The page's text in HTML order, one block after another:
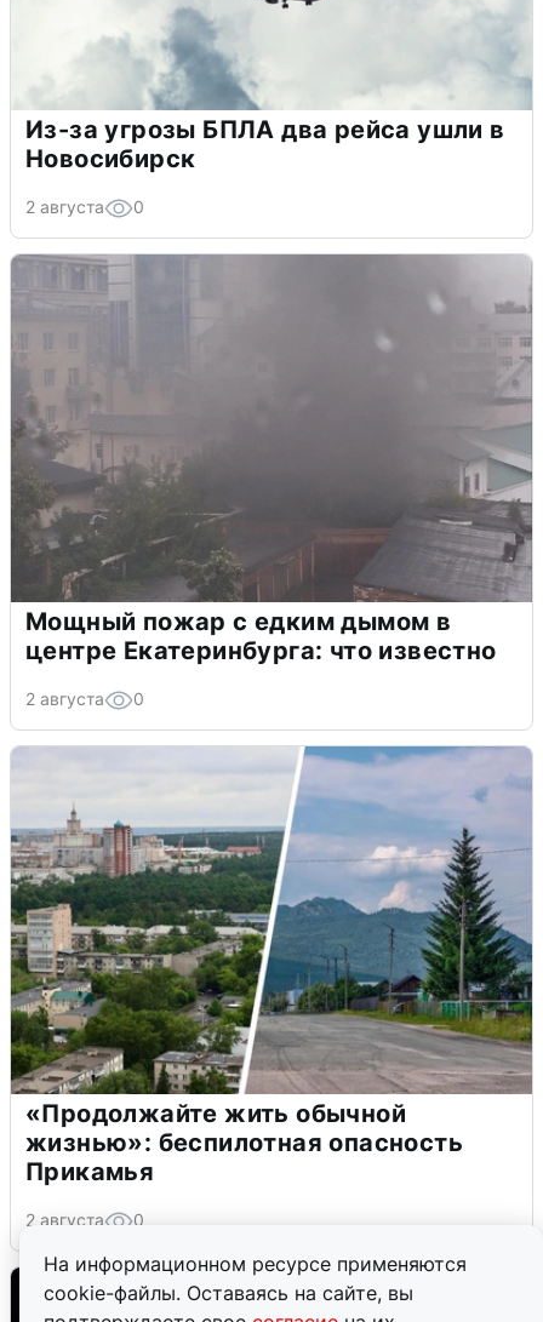
На информационном ресурсе применяются
cookie-файлы. Оставаясь на сайте, вы
Из-за угрозы БПЛА два рейса ушли в
Новосибирск
2 августа 0
Мощный пожар с едким дымом в
центре Екатеринбурга: что известно
2 августа 0
«Продолжайте жить обычной
жизнью»: беспилотная опасность
Прикамья
2 августа 0